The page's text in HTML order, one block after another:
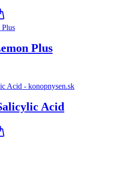
Plus
Acid